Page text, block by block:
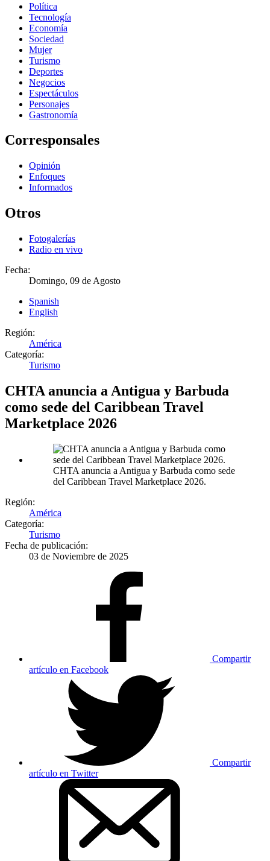
Política
Tecnología
Economía
Sociedad
Mujer
Turismo
Deportes
Negocios
Espectáculos
Personajes
Gastronomía
Corresponsales
Opinión
Enfoques
Informados
Otros
Fotogalerías
Radio en vivo
Fecha:
Domingo, 09 de Agosto
Spanish
English
Región:
América
Categoría:
Turismo
CHTA anuncia a Antigua y Barbuda
como sede del Caribbean Travel
Marketplace 2026
CHTA anuncia a Antigua y Barbuda como sede
del Caribbean Travel Marketplace 2026.
Región:
América
Categoría:
Turismo
Fecha de publicación:
03 de Noviembre de 2025
Compartir
artículo en Facebook
Compartir
artículo en Twitter